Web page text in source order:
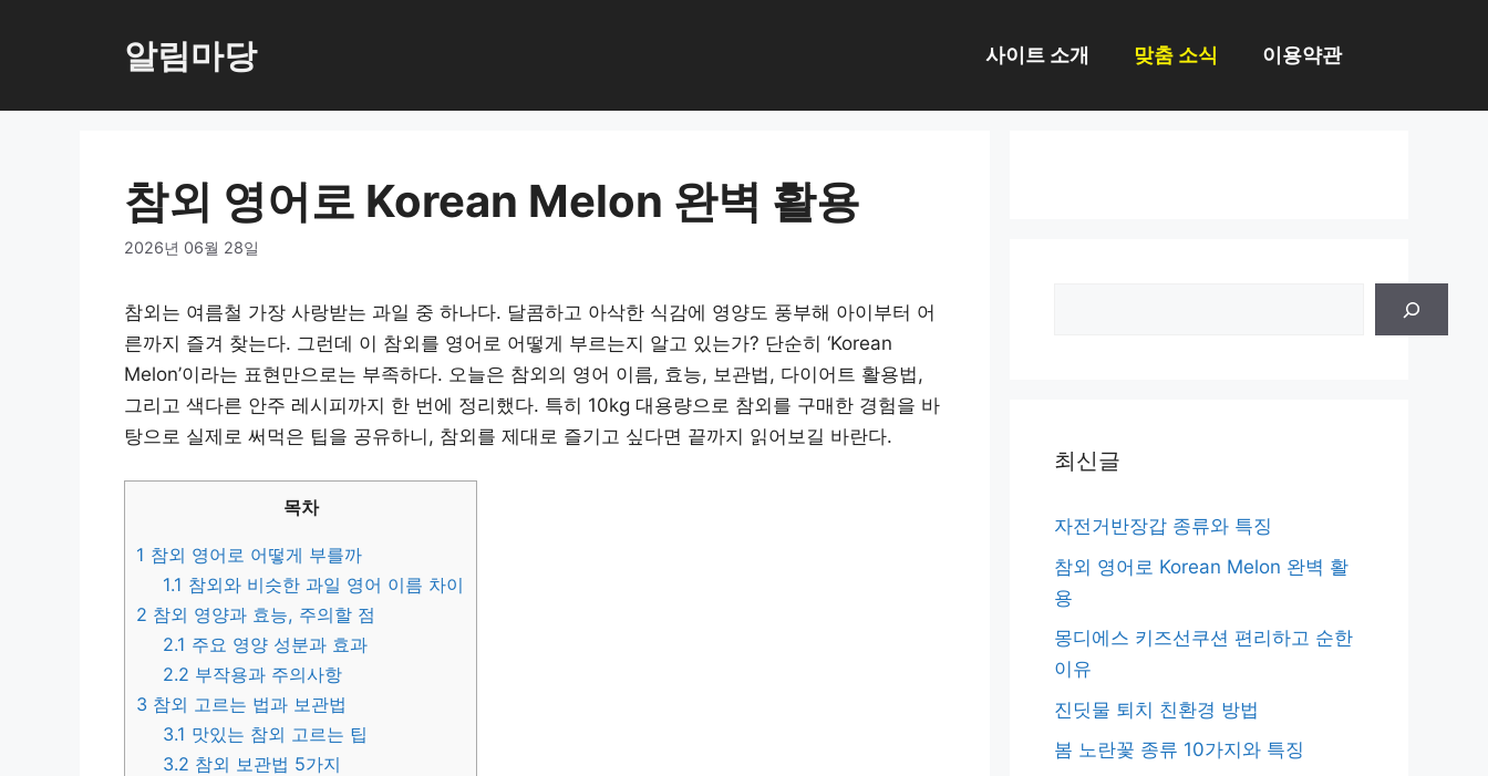
알림마당 사이트 소개 맞춤 소식 이용약관
참외 영어로 Korean Melon 완벽 활용
2026년 06월 28일
참외는 여름철 가장 사랑받는 과일 중 하나다. 달콤하고 아삭한 식감에 영양도 풍부해 아이부터 어
른까지 즐겨 찾는다. 그런데 이 참외를 영어로 어떻게 부르는지 알고 있는가? 단순히 ‘Korean
Melon’이라는 표현만으로는 부족하다. 오늘은 참외의 영어 이름, 효능, 보관법, 다이어트 활용법,
그리고 색다른 안주 레시피까지 한 번에 정리했다. 특히 10kg 대용량으로 참외를 구매한 경험을 바
탕으로 실제로 써먹은 팁을 공유하니, 참외를 제대로 즐기고 싶다면 끝까지 읽어보길 바란다.
목차
1 참외 영어로 어떻게 부를까
1.1 참외와 비슷한 과일 영어 이름 차이
2 참외 영양과 효능, 주의할 점
2.1 주요 영양 성분과 효과
2.2 부작용과 주의사항
3 참외 고르는 법과 보관법
3.1 맛있는 참외 고르는 팁
3.2 참외 보관법 5가지
최신글
자전거반장갑 종류와 특징
참외 영어로 Korean Melon 완벽 활
용
몽디에스 키즈선쿠션 편리하고 순한
이유
진딧물 퇴치 친환경 방법
봄 노란꽃 종류 10가지와 특징